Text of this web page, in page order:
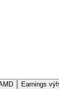
Earnings